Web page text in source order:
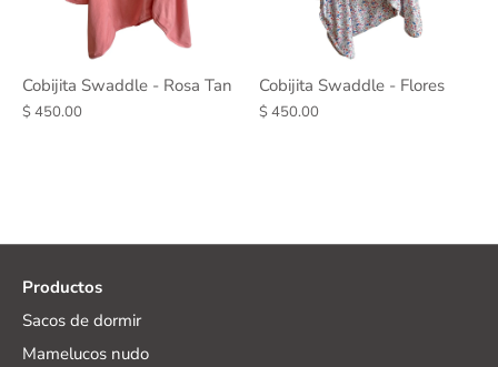
Cobijita Swaddle - Rosa Tan
$ 450.00
Cobijita Swaddle - Flores
$ 450.00
Productos
Sacos de dormir
Mamelucos nudo